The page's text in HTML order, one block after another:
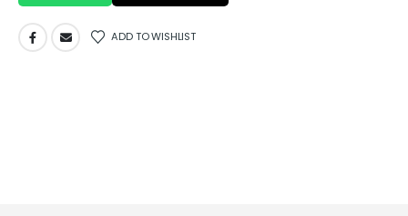
ADD TO WISHLIST